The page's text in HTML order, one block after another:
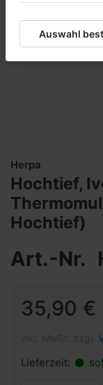
Herpa
Hochtief,
Hochtief)
Art.-Nr.
35,90 €
Lieferzeit:
Auswahl